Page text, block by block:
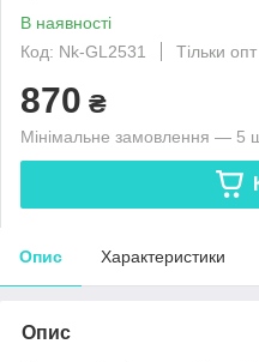
В наявності
Код: Nk-GL2531
Тільки опт
870 ₴
Мінімальне замовлення — 5
Опис Характеристики
Опис